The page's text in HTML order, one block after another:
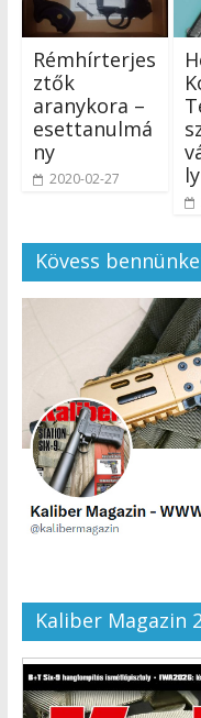
Rémhírterjes
ztők
aranykora –
esettanulmá
ny
2020-02-27
ly
Kövess
Kaliber Magazin